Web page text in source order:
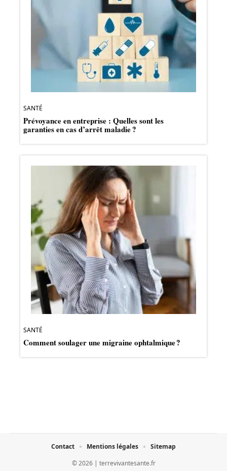
SANTÉ
Prévoyance en entreprise : Quelles sont les
garanties en cas d’arrêt maladie ?
SANTÉ
Comment soulager une migraine ophtalmique ?
© 2026 | terrevivantesante.fr
Contact Mentions légales Sitemap